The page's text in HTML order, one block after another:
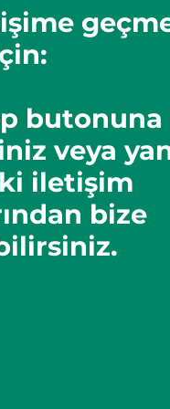
butonuna
veya
iletişim
bize